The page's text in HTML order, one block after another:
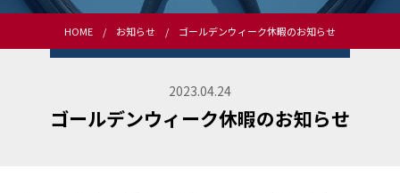
HOME お知らせ ゴールデンウィーク休暇のお知らせ
2023.04.24
ゴールデンウィーク休暇のお知らせ